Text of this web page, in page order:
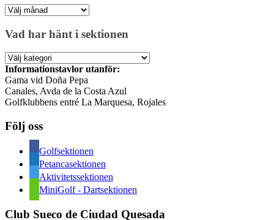
Äldre
Vad har hänt i sektionen
Vad
har
hänt
i
sektionen
Informationstavlor utanför:
Gama vid Doña Pepa
Canales, Avda de la Costa Azul
Golfklubbens entré La Marquesa, Rojales
Följ oss
Golfsektionen
Petancasektionen
Aktivitetssektionen
MiniGolf - Dartsektionen
Club Sueco de Ciudad Quesada